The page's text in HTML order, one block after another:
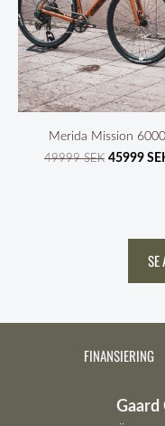
Merida Mission 6000
49999 SEK 45999
​SE
FINANSIERING